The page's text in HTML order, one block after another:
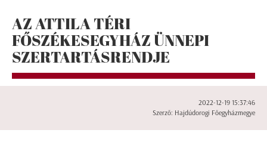
AZ ATTILA TÉRI
FŐSZÉKESEGYHÁZ ÜNNEPI
SZERTARTÁSRENDJE
2022-12-19 15:37:46
Szerző: Hajdúdorogi Főegyházmegye